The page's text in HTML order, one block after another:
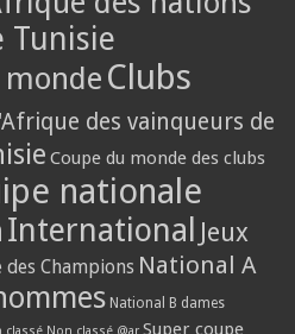
Tunisie
Clubs
des vainqueurs de
Coupe du monde des clubs
nationale
International Jeux
des Champions National A
National B dames
Super coupe